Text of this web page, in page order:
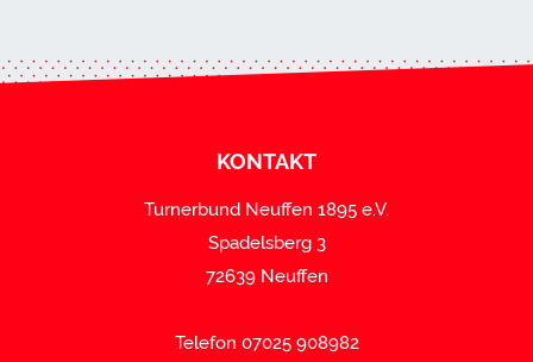
KONTAKT
Turnerbund Neuffen 1895 e.V.
Spadelsberg 3
72639 Neuffen
Telefon 07025 908982